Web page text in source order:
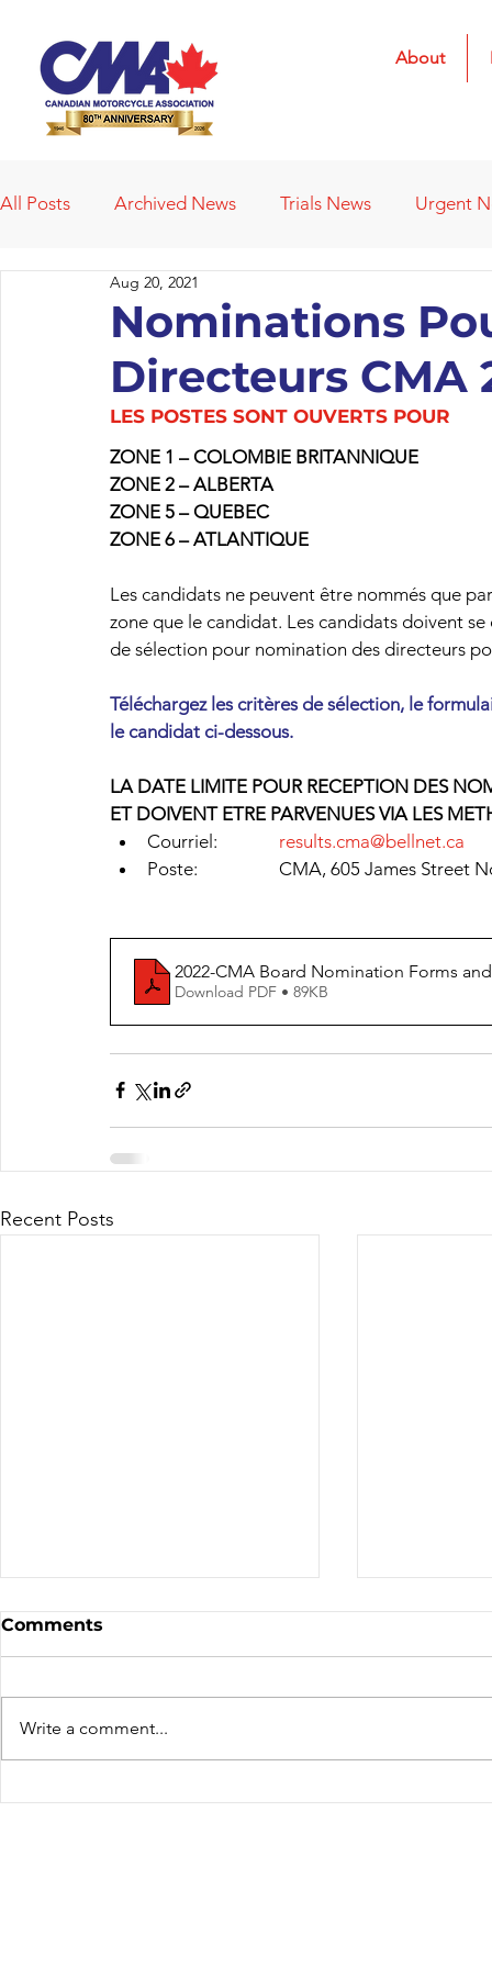
About
All Posts Archived News Trials News Urgent
Deleted News Items
Affiliated Clubs Affiliated Clubs -
Nominations
Directeurs CMA
Aug 20, 2021
LES POSTES SONT OUVERTS POUR
ZONE 1 – COLOMBIE BRITANNIQUE
ZONE 2 – ALBERTA
ZONE 5 – QUEBEC
ZONE 6 – ATLANTIQUE
Les candidats ne peuvent être nommés que
zone que le candidat. Les candidats doivent
de sélection pour nomination des directeurs
Téléchargez les critères de sélection, le
le candidat ci-dessous.
LA DATE LIMITE POUR RECEPTION DES
ET DOIVENT ETRE PARVENUES VIA LES
results.cma@bellnet.ca
Poste:		CMA, 605 James
2022-CMA Board Nomination Forms
Download PDF • 89KB
Recent Posts
Sale - Moto Canada
Shows!
OPEN: ZONE
Comments
Write a comment...